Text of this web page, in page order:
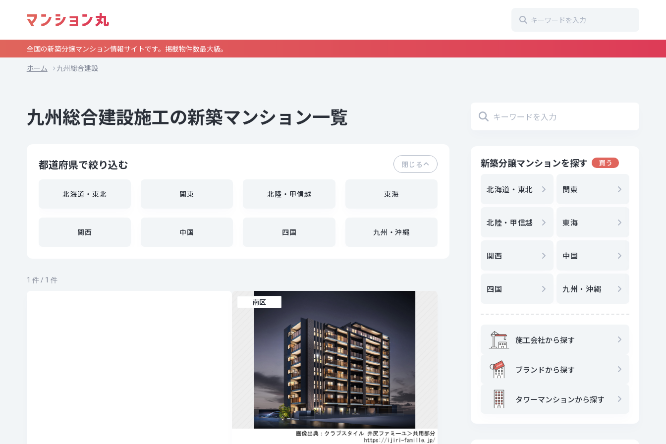
全国の新築分譲マンション情報サイトです。掲載物件数最大級。
ホーム
九州総合建設
九州総合建設施工の新築マンション一覧
閉じる
都道府県で絞り込む
北海道・東北 関東 北陸・甲信越 東海
関西 中国 四国 九州・沖縄
1 件 / 1 件
南区
新築分譲マンションを探す 買う
北海道・東北 関東
北陸・甲信越 東海
関西 中国
四国 九州・沖縄
施工会社から探す
ブランドから探す
タワーマンションから探す